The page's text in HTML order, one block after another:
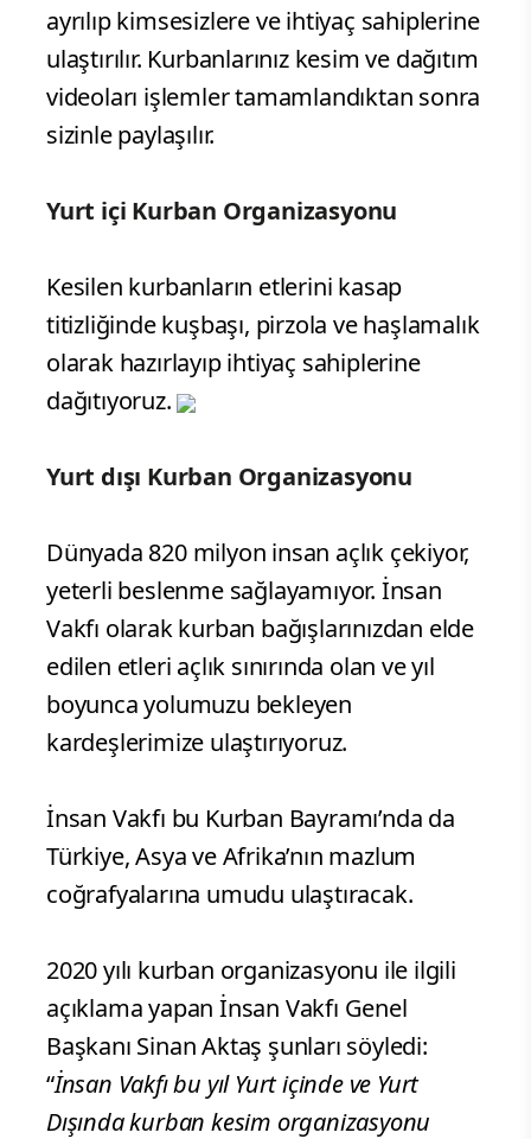
ayrılıp kimsesizlere ve ihtiyaç sahiplerine
ulaştırılır. Kurbanlarınız kesim ve dağıtım
videoları işlemler tamamlandıktan sonra
sizinle paylaşılır.
Yurt içi Kurban Organizasyonu
Kesilen kurbanların etlerini kasap
titizliğinde kuşbaşı, pirzola ve haşlamalık
olarak hazırlayıp ihtiyaç sahiplerine
dağıtıyoruz.
Yurt dışı Kurban Organizasyonu
Dünyada 820 milyon insan açlık çekiyor,
yeterli beslenme sağlayamıyor. İnsan
Vakfı olarak kurban bağışlarınızdan elde
edilen etleri açlık sınırında olan ve yıl
boyunca yolumuzu bekleyen
kardeşlerimize ulaştırıyoruz.
İnsan Vakfı bu Kurban Bayramı’nda da
Türkiye, Asya ve Afrika’nın mazlum
coğrafyalarına umudu ulaştıracak.
2020 yılı kurban organizasyonu ile ilgili
açıklama yapan İnsan Vakfı Genel
Başkanı Sinan Aktaş şunları söyledi:
“İnsan Vakfı bu yıl Yurt içinde ve Yurt
Dışında kurban kesim organizasyonu